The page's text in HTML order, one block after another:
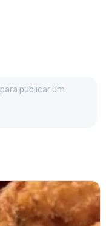
para publicar um